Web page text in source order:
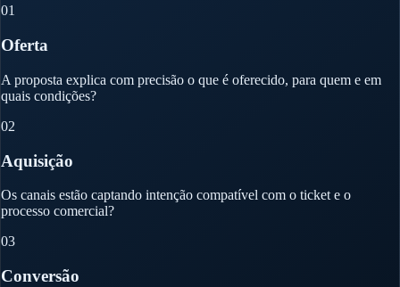
01
Oferta
A proposta explica com precisão o que é oferecido, para quem e em
quais condições?
02
Aquisição
Os canais estão captando intenção compatível com o ticket e o
processo comercial?
03
Conversão